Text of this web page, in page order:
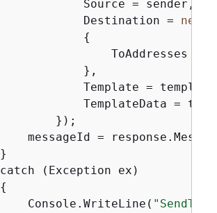
Source = sender,
Destination =
new
{
ToAddresses =
},
Template =
TemplateData =
});
messageId =
(Exception ex)
{
Console.WriteLine(